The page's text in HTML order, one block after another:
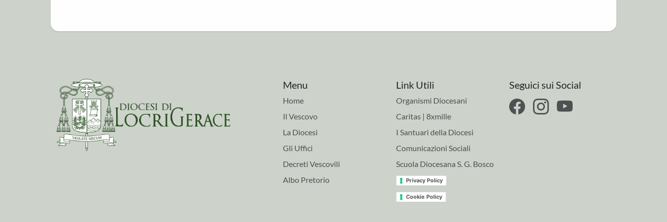
Menu
Home
Il Vescovo
La Diocesi
Gli Uffici
Decreti Vescovili
Albo Pretorio
Link Utili
Organismi Diocesani
Caritas | 8xmille
I Santuari della Diocesi
Comunicazioni Sociali
Scuola Diocesana S. G. Bosco
Privacy Policy
Cookie Policy
Seguici sui Social